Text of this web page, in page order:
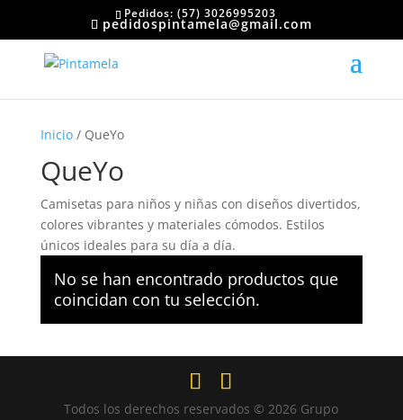
Pedidos: (57) 3026995203
pedidospintamela@gmail.com
Inicio/ QueYo
QueYo
Camisetas para niños y niñas con diseños divertidos,
colores vibrantes y materiales cómodos. Estilos
únicos ideales para su día a día.
No se han encontrado productos que
coincidan con tu selección.
Todos los derechos reservados © 2026 Grupo